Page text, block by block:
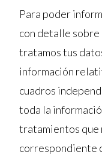
Para poder
con detalle sobre
tratamos tus
información
cuadros
toda la
tratamientos que
correspondiente